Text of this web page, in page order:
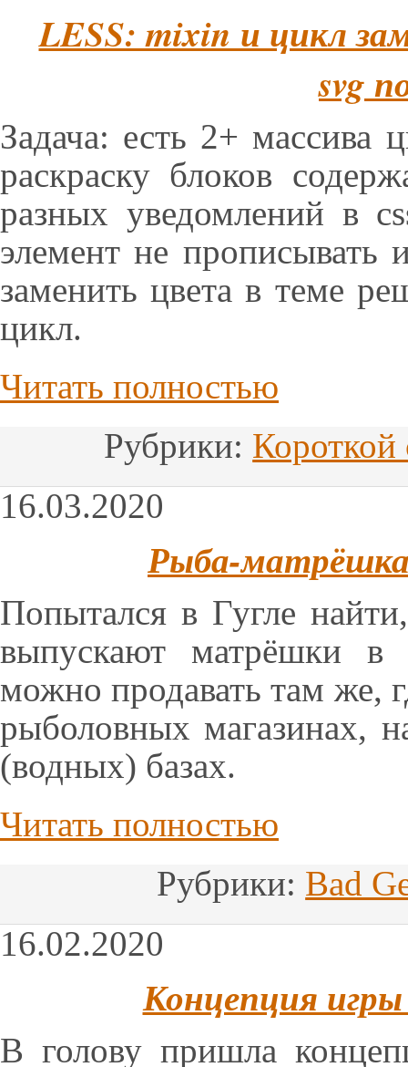
LESS: mixin и цикл
svg
Задача: есть 2+ массива
раскраску блоков
разных уведомлений в
элемент не
заменить цвета в теме
цикл.
Читать полностью
Рубрики: Короткой
16.03.2020
Рыба-
Попытался в Гугле
выпускают матрёшки
можно продавать там же,
рыболовных магазинах,
(водных) базах.
Читать полностью
Рубрики: Bad
16.02.2020
Концепция
В голову пришла